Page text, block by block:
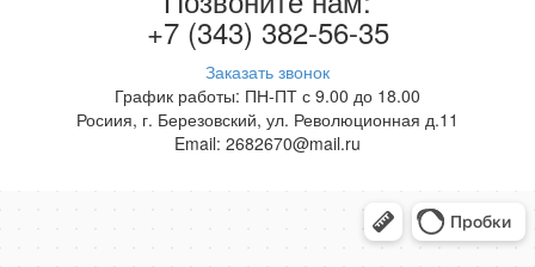
+7 (343) 382-56-35
Заказать звонок
График работы: ПН-ПТ с 9.00 до 18.00
Росиия, г. Березовский, ул. Революционная д.11
Email: 2682670@mail.ru